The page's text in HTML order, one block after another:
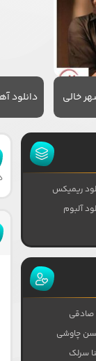
خالی دانلود
ریمیکس
آلبوم
صادقی
چاوشی
سرلک